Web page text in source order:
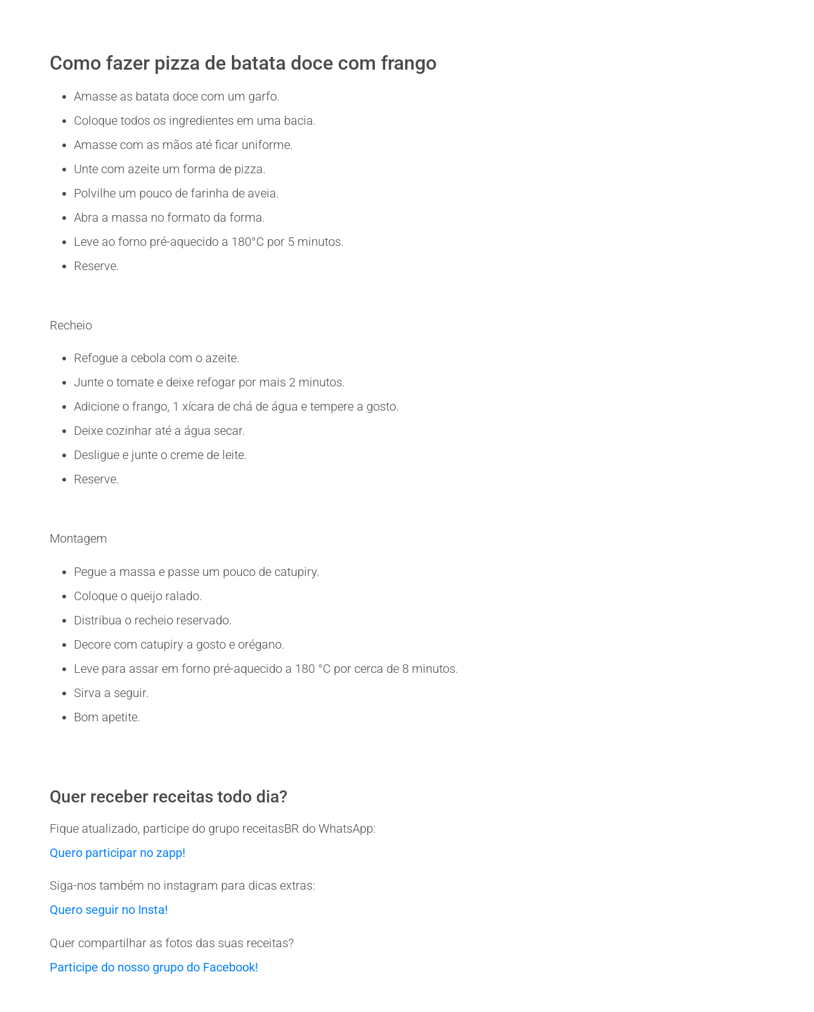
Como fazer pizza de batata doce com frango
Amasse as batata doce com um garfo.
Coloque todos os ingredientes em uma bacia.
Amasse com as mãos até ficar uniforme.
Unte com azeite um forma de pizza.
Polvilhe um pouco de farinha de aveia.
Abra a massa no formato da forma.
Leve ao forno pré-aquecido a 180°C por 5 minutos.
Reserve.
Recheio
Refogue a cebola com o azeite.
Junte o tomate e deixe refogar por mais 2 minutos.
Adicione o frango, 1 xícara de chá de água e tempere a gosto.
Deixe cozinhar até a água secar.
Desligue e junte o creme de leite.
Reserve.
Montagem
Pegue a massa e passe um pouco de catupiry.
Coloque o queijo ralado.
Distribua o recheio reservado.
Decore com catupiry a gosto e orégano.
Leve para assar em forno pré-aquecido a 180 °C por cerca de 8 minutos.
Sirva a seguir.
Bom apetite.
Quer receber receitas todo dia?
Fique atualizado, participe do grupo receitasBR do WhatsApp:
Quero participar no zapp!
Siga-nos também no instagram para dicas extras:
Quero seguir no Insta!
Quer compartilhar as fotos das suas receitas?
Participe do nosso grupo do Facebook!